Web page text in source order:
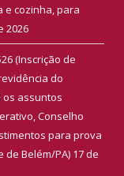
e cozinha, para
2026
(Inscrição de
do
os assuntos
Conselho
para prova
de Belém/PA) 17 de